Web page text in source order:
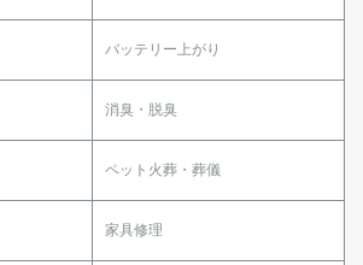
バッテリー上がり
消臭・脱臭
ペット火葬・葬儀
家具修理